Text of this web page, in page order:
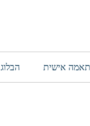
אישית הבלוג